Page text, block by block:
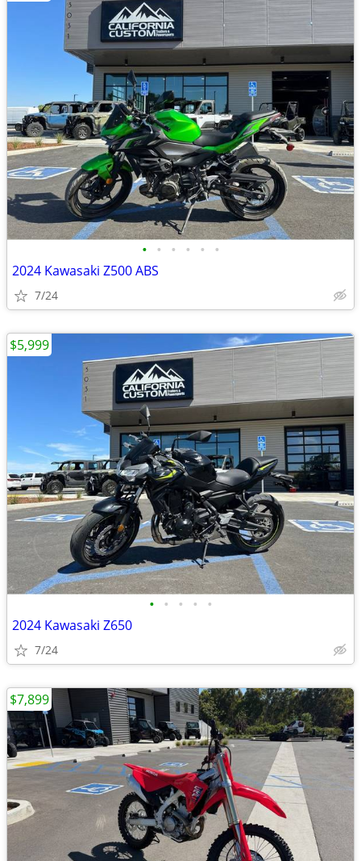
• • • • • •
2024 Kawasaki Z500 ABS
7/24
• • • • •
2024 Kawasaki Z650
7/24
$5,999
$7,899